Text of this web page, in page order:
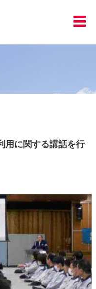
用に関する講話を行